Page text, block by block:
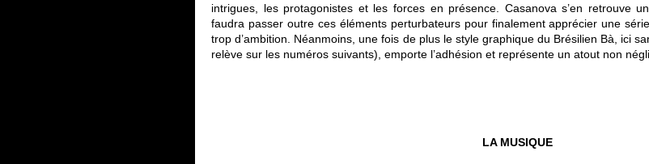
intrigues, les protagonistes et les forces en présence. Casanova s’en retrouve
faudra passer outre ces éléments perturbateurs pour finalement apprécier une
trop d’ambition. Néanmoins, une fois de plus le style graphique du Brésilien Bà, ici
relève sur les numéros suivants), emporte l’adhésion et représente un atout non
LA MUSIQUE